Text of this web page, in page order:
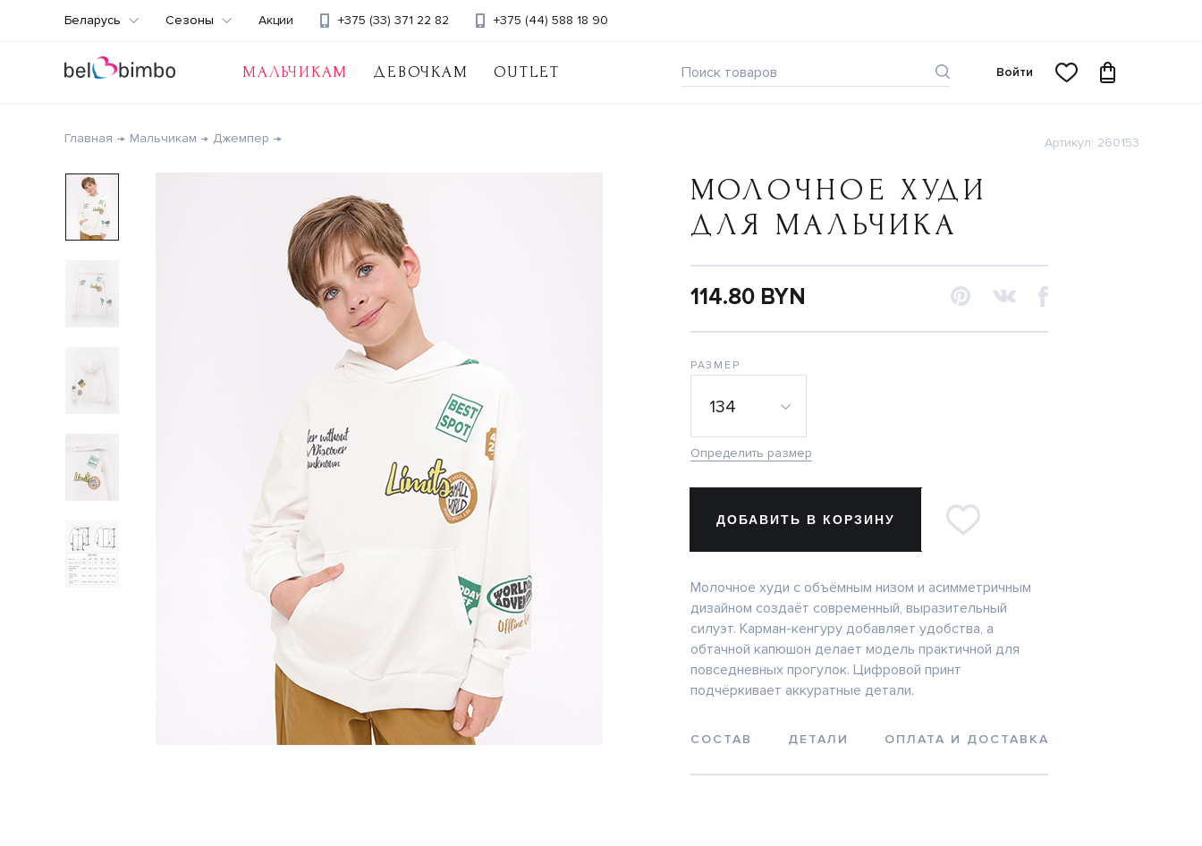
МАЛЬЧИКАМ ДЕВОЧКАМ OUTLET
+375 (33) 371 22 82 +375 (44) 588 18 90
Беларусь Сезоны Акции
Войти
Главная Мальчикам Джемпер Артикул: 260153
МОЛОЧНОЕ ХУДИ
ДЛЯ МАЛЬЧИКА
114.80 BYN
РАЗМЕР
134
Определить размер
ДОБАВИТЬ В КОРЗИНУ
Молочное худи с объёмным низом и асимметричным
дизайном создаёт современный, выразительный
силуэт. Карман-кенгуру добавляет удобства, а
обтачной капюшон делает модель практичной для
повседневных прогулок. Цифровой принт
подчёркивает аккуратные детали.
СОСТАВ ДЕТАЛИ ОПЛАТА И ДОСТАВКА